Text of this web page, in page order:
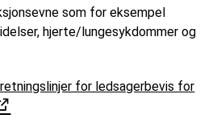
som for eksempel
hjerte/lungesykdommer og
for ledsagerbevis for